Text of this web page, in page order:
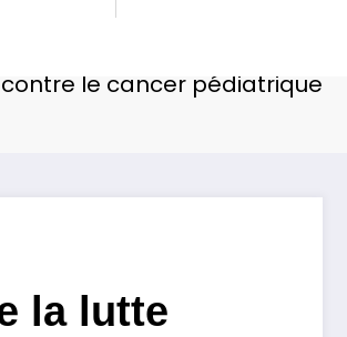
le cancer pédiatrique
la lutte